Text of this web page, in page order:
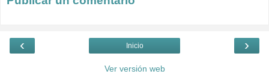
‹ ›
Inicio
Ver versión web